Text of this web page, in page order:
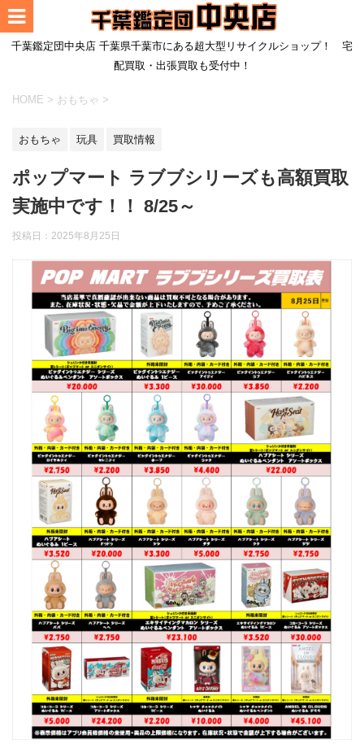
千葉鑑定団中央店 千葉県千葉市にある超大型リサイクルショップ！ 宅
配買取・出張買取も受付中！
HOME > おもちゃ >
おもちゃ 玩具 買取情報
ポップマート ラブブシリーズも高額買取
実施中です！！ 8/25～
投稿日： 2025年8月25日